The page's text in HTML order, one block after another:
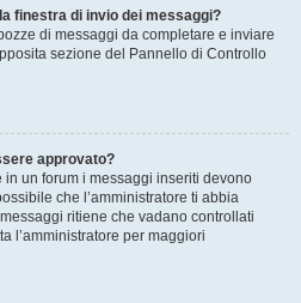
finestra di invio dei messaggi?
di messaggi da completare e inviare
sezione del Pannello di Controllo
approvato?
in un forum i messaggi inseriti devono
che l’amministratore ti abbia
ritiene che vadano controllati
l’amministratore per maggiori